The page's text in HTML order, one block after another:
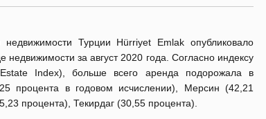
Турции Hürriyet Emlak опубликовало
за август 2020 года. Согласно индексу
Index), больше всего аренда подорожала в
процента в годовом исчислении), Мерсин (42,21
процента), Текирдаг (30,55 процента).